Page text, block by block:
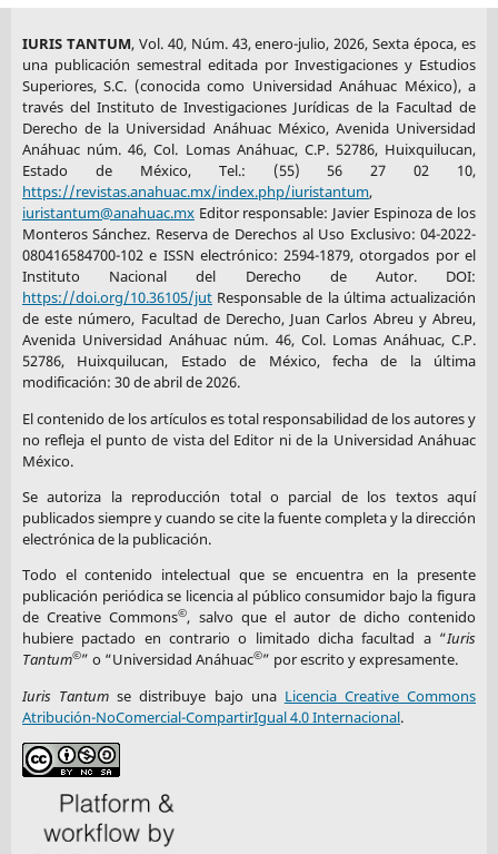
IURIS TANTUM, Vol. 40, Núm. 43, enero-julio, 2026, Sexta época, es
una publicación semestral editada por Investigaciones y Estudios
Superiores, S.C. (conocida como Universidad Anáhuac México), a
través del Instituto de Investigaciones Jurídicas de la Facultad de
Derecho de la Universidad Anáhuac México, Avenida Universidad
Anáhuac núm. 46, Col. Lomas Anáhuac, C.P. 52786, Huixquilucan,
Estado de México, Tel.: (55) 56 27 02 10,
https://revistas.anahuac.mx/index.php/iuristantum,
iuristantum@anahuac.mxEditor responsable: Javier Espinoza de los
Monteros Sánchez. Reserva de Derechos al Uso Exclusivo: 04-2022-
080416584700-102 e ISSN electrónico: 2594-1879, otorgados por el
Instituto Nacional del Derecho de Autor. DOI:
https://doi.org/10.36105/jutResponsable de la última actualización
de este número, Facultad de Derecho, Juan Carlos Abreu y Abreu,
Avenida Universidad Anáhuac núm. 46, Col. Lomas Anáhuac, C.P.
52786, Huixquilucan, Estado de México, fecha de la última
modificación: 30 de abril de 2026.
El contenido de los artículos es total responsabilidad de los autores y
no refleja el punto de vista del Editor ni de la Universidad Anáhuac
México.
Se autoriza la reproducción total o parcial de los textos aquí
publicados siempre y cuando se cite la fuente completa y la dirección
electrónica de la publicación.
Todo el contenido intelectual que se encuentra en la presente
publicación periódica se licencia al público consumidor bajo la figura
de Creative Commons©, salvo que el autor de dicho contenido
hubiere pactado en contrario o limitado dicha facultad a “Iuris
Tantum©” o “Universidad Anáhuac©” por escrito y expresamente.
Iuris Tantum se distribuye bajo una Licencia Creative Commons
Atribución-NoComercial-CompartirIgual 4.0 Internacional.